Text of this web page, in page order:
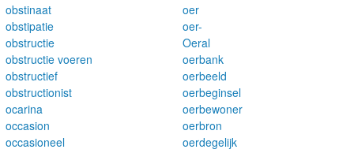
obstinaat
obstipatie
obstructie
obstructie voeren
obstructief
obstructionist
ocarina
occasion
occasioneel
oer
oer-
Oeral
oerbank
oerbeeld
oerbeginsel
oerbewoner
oerbron
oerdegelijk